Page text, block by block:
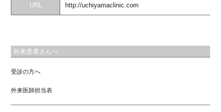
URL http://uchiyamaclinic.com
外来患者さんへ
受診の方へ
外来医師担当表